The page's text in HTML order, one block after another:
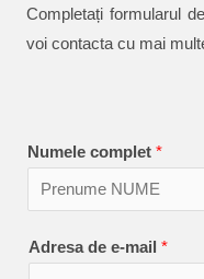
Completați formularul
voi contacta cu mai
Numele complet *
Adresa de e-mail *